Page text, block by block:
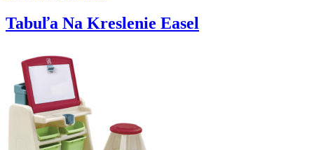
Tabuľa Na Kreslenie Easel